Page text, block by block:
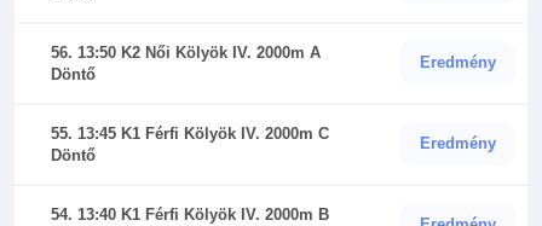
56. 13:50 K2 Női Kölyök IV. 2000m A
Döntő
Eredmény
55. 13:45 K1 Férfi Kölyök IV. 2000m C
Döntő
Eredmény
54. 13:40 K1 Férfi Kölyök IV. 2000m B